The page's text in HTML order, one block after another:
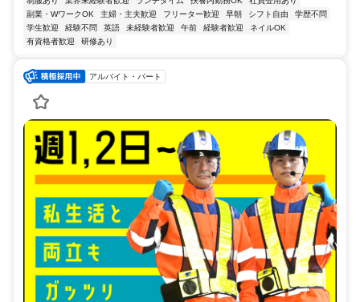
副業・WワークOK
主婦・主夫歓迎 フリーター歓迎 早朝 シフト自由
学歴不問
学生歓迎
経験不問 英語 未経験者歓迎 午前 経験者歓迎
ネイルOK
有資格者歓迎
研修あり
アルバイト・パート